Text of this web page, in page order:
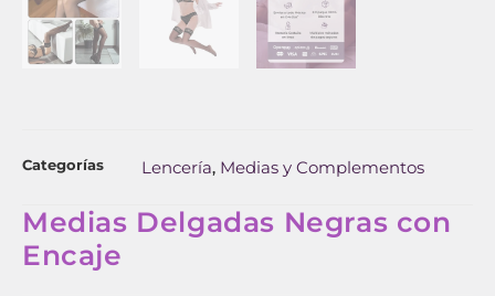
Categorías Lencería, Medias y Complementos
Medias Delgadas Negras con
Encaje